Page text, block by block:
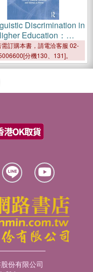
Discrimination in
Education：
Prejudice, Impacts,
訂購本書，請電洽客服 02-
分機130、131]。
份有限公司